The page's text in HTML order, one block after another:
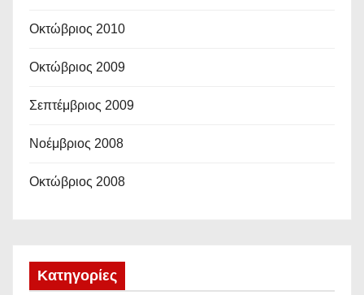
Οκτώβριος 2010
Οκτώβριος 2009
Σεπτέμβριος 2009
Νοέμβριος 2008
Οκτώβριος 2008
Kατηγορίες